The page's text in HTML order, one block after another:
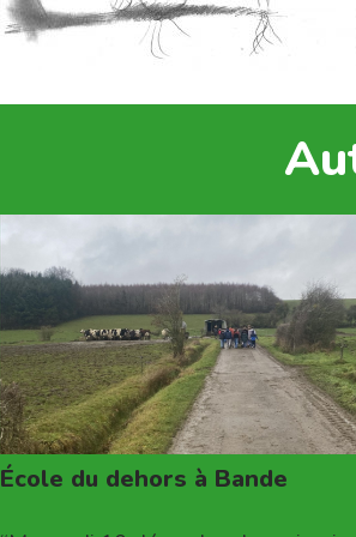
École du dehors à Bande